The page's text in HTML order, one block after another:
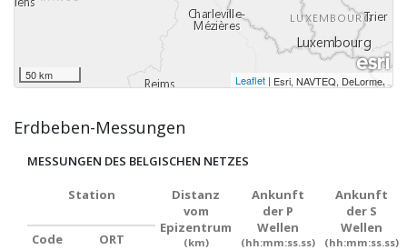
50 km Leaflet | Esri, NAVTEQ, DeLorme,
Erdbeben-Messungen
MESSUNGEN DES BELGISCHEN NETZES
Station
Distanz
vom
Epizentrum
(km)
Ankunft
der P
Wellen
(hh:mm:ss.ss)
Ankunft
der S
Wellen
(hh:mm:ss.ss)
Code ORT